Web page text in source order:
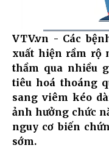
Current
Time
0:07 / Duration
0:57
VTV.vn - Các
xuất hiện rầm rộ
thầm qua nhiều
tiêu hoá thoáng
sang viêm kéo
ảnh hưởng chức
nguy cơ biến
sớm.